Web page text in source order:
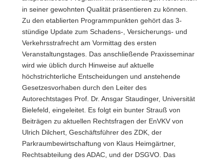
in seiner gewohnten Qualität präsentieren zu können.
Zu den etablierten Programmpunkten gehört das 3-
stündige Update zum Schadens-, Versicherungs- und
Verkehrsstrafrecht am Vormittag des ersten
Veranstaltungstages. Das anschließende Praxisseminar
wird wie üblich durch Hinweise auf aktuelle
höchstrichterliche Entscheidungen und anstehende
Gesetzesvorhaben durch den Leiter des
Autorechtstages Prof. Dr. Ansgar Staudinger, Universität
Bielefeld, eingeleitet. Es folgt ein bunter Strauß von
Beiträgen zu aktuellen Rechtsfragen der EnVKV von
Ulrich Dilchert, Geschäftsführer des ZDK, der
Parkraumbewirtschaftung von Klaus Heimgärtner,
Rechtsabteilung des ADAC, und der DSGVO. Das